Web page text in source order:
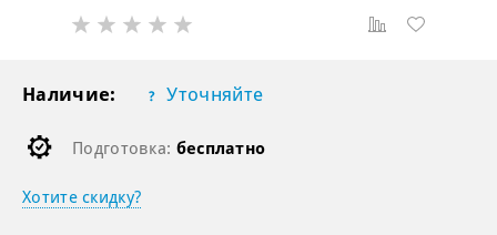
Наличие: Уточняйте
Подготовка: бесплатно
Хотите скидку?